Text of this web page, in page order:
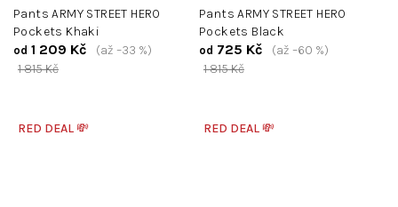
Pants ARMY STREET HERO
Pockets Khaki
od 1 209 Kč
1 815 Kč
(až –33 %)
Pants ARMY STREET HERO
Pockets Black
od 725 Kč
1 815 Kč
(až –60 %)
RED DEAL 💸 RED DEAL 💸